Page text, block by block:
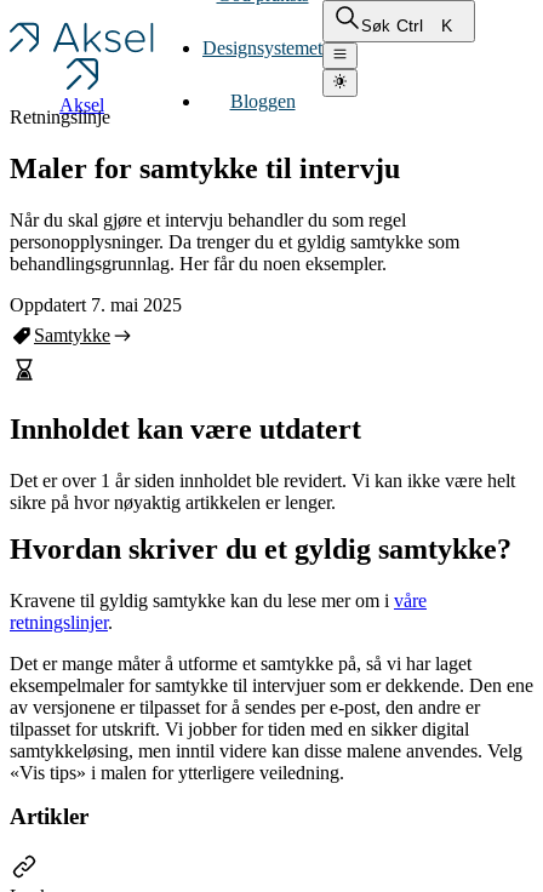
Aksel
Designsystemet
Bloggen
Søk Ctrl K
Retningslinje
Maler for samtykke til intervju
Når du skal gjøre et intervju behandler du som regel
personopplysninger. Da trenger du et gyldig samtykke som
behandlingsgrunnlag. Her får du noen eksempler.
Oppdatert 7. mai 2025
Samtykke
Innholdet kan være utdatert
Det er over 1 år siden innholdet ble revidert. Vi kan ikke være helt
sikre på hvor nøyaktig artikkelen er lenger.
Hvordan skriver du et gyldig samtykke?
Kravene til gyldig samtykke kan du lese mer om i våre
retningslinjer.
Det er mange måter å utforme et samtykke på, så vi har laget
eksempelmaler for samtykke til intervjuer som er dekkende. Den ene
av versjonene er tilpasset for å sendes per e-post, den andre er
tilpasset for utskrift. Vi jobber for tiden med en sikker digital
samtykkeløsing, men inntil videre kan disse malene anvendes. Velg
«Vis tips» i malen for ytterligere veiledning.
Artikler